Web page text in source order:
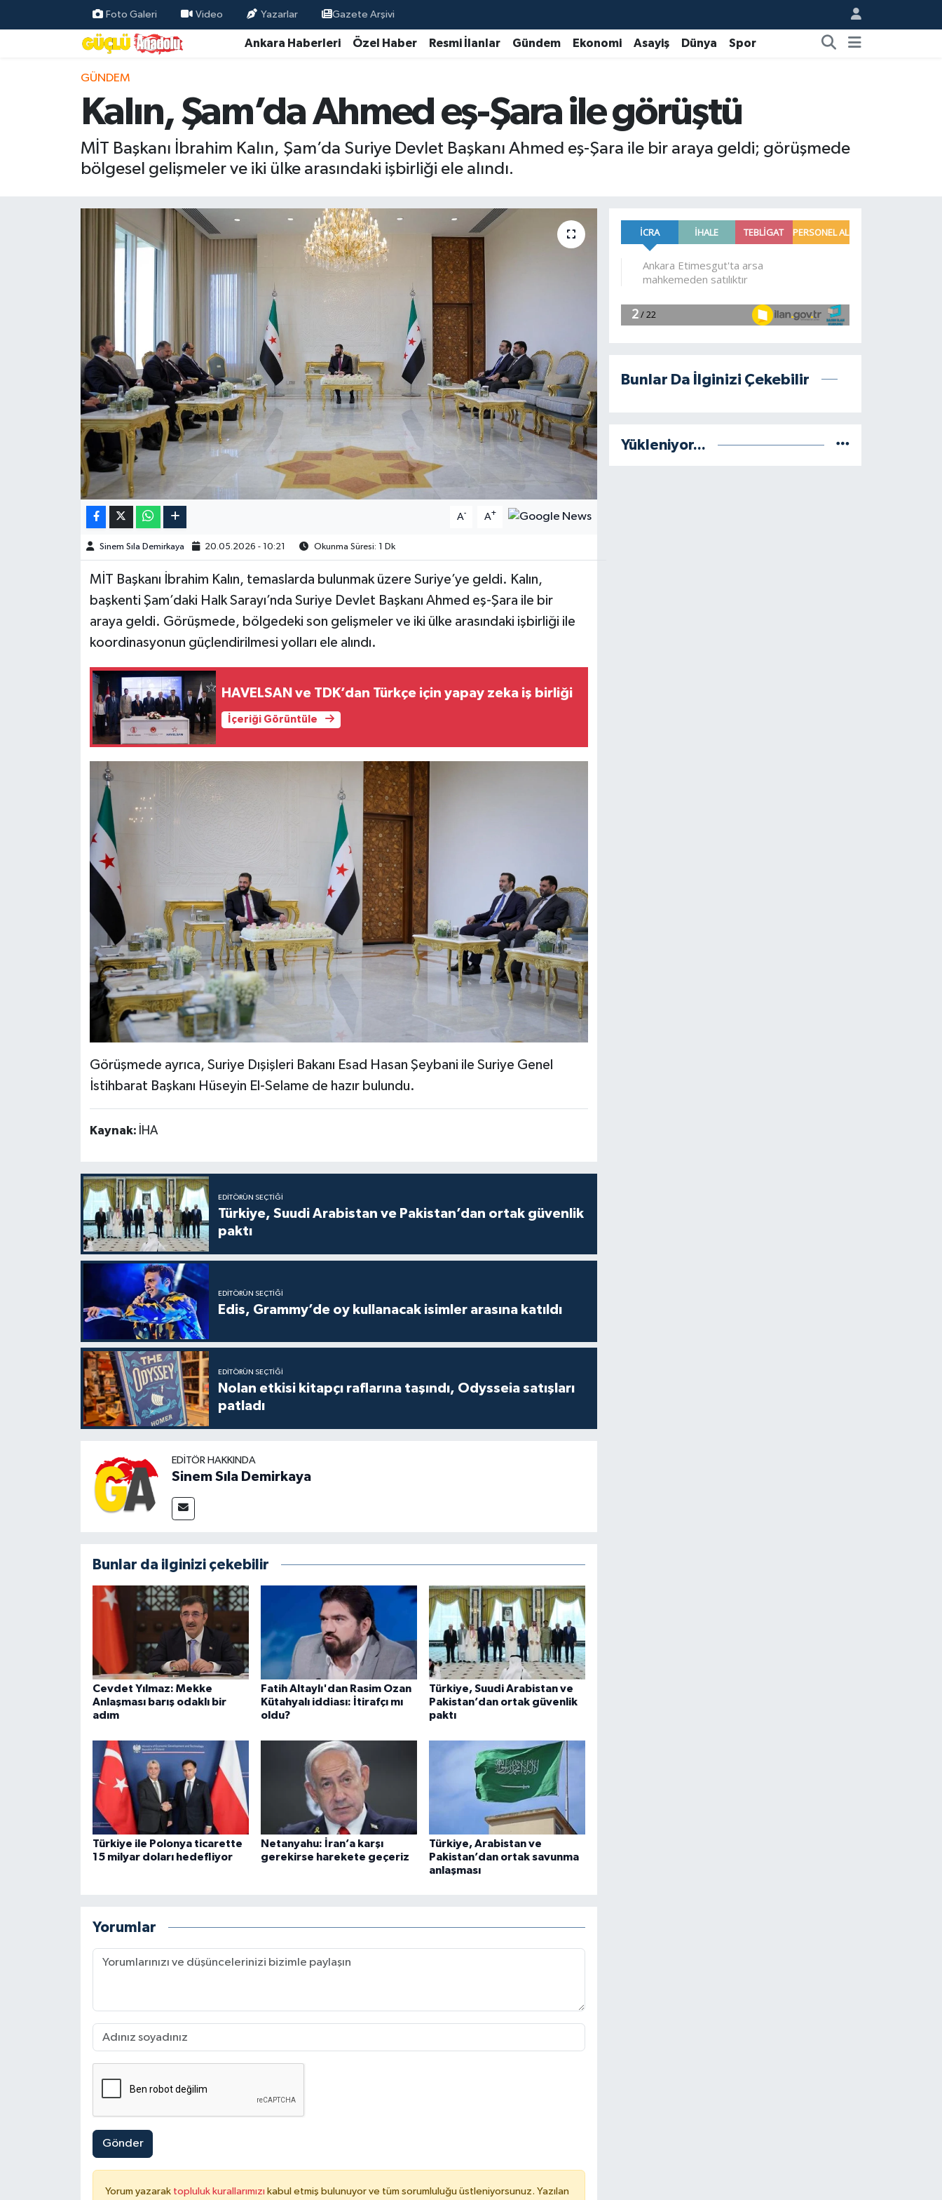
Foto Galeri Video Yazarlar Gazete Arşivi
Ankara Haberleri Özel Haber Resmi İlanlar Gündem Ekonomi Asayiş Dünya Spor
GÜNDEM
Kalın, Şam’da Ahmed eş-Şara ile görüştü
MİT Başkanı İbrahim Kalın, Şam’da Suriye Devlet Başkanı Ahmed eş-Şara ile bir araya geldi; görüşmede
bölgesel gelişmeler ve iki ülke arasındaki işbirliği ele alındı.
A- A+
Sinem Sıla Demirkaya 20.05.2026 - 10:21 Okunma Süresi: 1 Dk
MİT Başkanı İbrahim Kalın, temaslarda bulunmak üzere Suriye’ye geldi. Kalın,
başkenti Şam’daki Halk Sarayı’nda Suriye Devlet Başkanı Ahmed eş-Şara ile bir
araya geldi. Görüşmede, bölgedeki son gelişmeler ve iki ülke arasındaki işbirliği ile
koordinasyonun güçlendirilmesi yolları ele alındı.
HAVELSAN ve TDK’dan Türkçe için yapay zeka iş birliği
İçeriği Görüntüle
Görüşmede ayrıca, Suriye Dışişleri Bakanı Esad Hasan Şeybani ile Suriye Genel
İstihbarat Başkanı Hüseyin El-Selame de hazır bulundu.
Kaynak: İHA
EDITÖRÜN SEÇTIĞI
Türkiye, Suudi Arabistan ve Pakistan’dan ortak güvenlik
paktı
EDITÖRÜN SEÇTIĞI
Edis, Grammy’de oy kullanacak isimler arasına katıldı
EDITÖRÜN SEÇTIĞI
Nolan etkisi kitapçı raflarına taşındı, Odysseia satışları
patladı
EDITÖR HAKKINDA
Sinem Sıla Demirkaya
Bunlar da ilginizi çekebilir
Cevdet Yılmaz: Mekke
Anlaşması barış odaklı bir
adım
Fatih Altaylı'dan Rasim Ozan
Kütahyalı iddiası: İtirafçı mı
oldu?
Türkiye, Suudi Arabistan ve
Pakistan’dan ortak güvenlik
paktı
Türkiye ile Polonya ticarette
15 milyar doları hedefliyor
Netanyahu: İran’a karşı
gerekirse harekete geçeriz
Türkiye, Arabistan ve
Pakistan’dan ortak savunma
anlaşması
Yorumlar
Gönder
Yorum yazarak topluluk kurallarımızı kabul etmiş bulunuyor ve tüm sorumluluğu üstleniyorsunuz. Yazılan
Bunlar Da İlginizi Çekebilir
Yükleniyor...
Özel Haber
Resmi İlanlar
Ekonomi
Burç Yorumları
Hava Durumu
Kim kimdir?
Televizyon
Yaşam-Çevre